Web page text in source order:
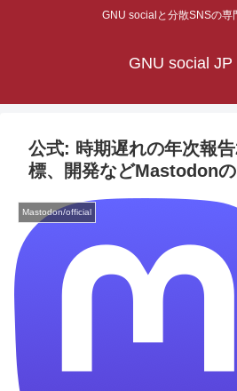
GNU socialと分散SNSの専
GNU social JP
公式: 時期遅れの年次報
標、開発などMastodon
Mastodon/official